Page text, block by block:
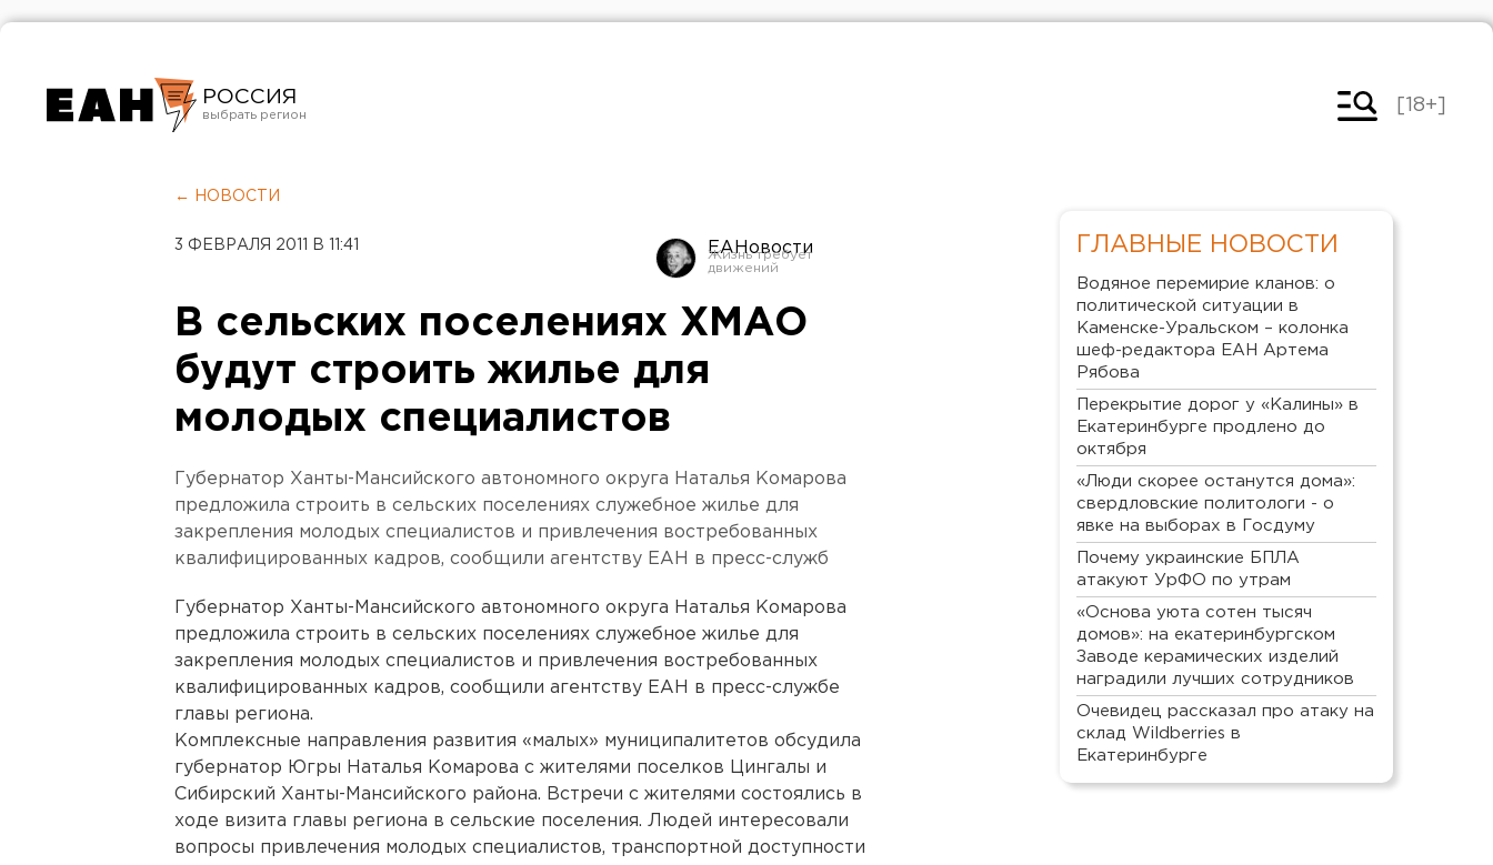
РОССИЯ
Челябинск
[18+]
← НОВОСТИ
3 ФЕВРАЛЯ 2011 В 11:41 ЕАНовости
В сельских поселениях ХМАО
будут строить жилье для
молодых специалистов
Губернатор Ханты-Мансийского автономного округа Наталья Комарова
предложила строить в сельских поселениях служебное жилье для
закрепления молодых специалистов и привлечения востребованных
квалифицированных кадров, сообщили агентству ЕАН в пресс-служб
Губернатор Ханты-Мансийского автономного округа Наталья Комарова
предложила строить в сельских поселениях служебное жилье для
закрепления молодых специалистов и привлечения востребованных
квалифицированных кадров, сообщили агентству ЕАН в пресс-службе
главы региона.
Комплексные направления развития «малых» муниципалитетов обсудила
губернатор Югры Наталья Комарова с жителями поселков Цингалы и
Сибирский Ханты-Мансийского района. Встречи с жителями состоялись в
ходе визита главы региона в сельские поселения. Людей интересовали
вопросы привлечения молодых специалистов, транспортной доступности
ГЛАВНЫЕ НОВОСТИ
Водяное перемирие кланов: о
политической ситуации в
Каменске-Уральском – колонка
шеф-редактора ЕАН Артема
Рябова
Перекрытие дорог у «Калины» в
Екатеринбурге продлено до
октября
«Люди скорее останутся дома»:
свердловские политологи - о
явке на выборах в Госдуму
Почему украинские БПЛА
атакуют УрФО по утрам
«Основа уюта сотен тысяч
домов»: на екатеринбургском
Заводе керамических изделий
наградили лучших сотрудников
Очевидец рассказал про атаку на
склад Wildberries в
Екатеринбурге